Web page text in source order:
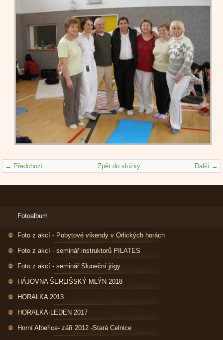
← Předchozí Další →
Zpět do složky
Fotoalbum
Foto z akcí - Pobytové víkendy v Orlických horách
Foto z akcí - seminář instruktorů PILATES
Foto z akcí - seminář Sluneční jógy
HÁJOVNA ŠERLIŠSKÝ MLÝN 2018
HORALKA 2013
HORALKA-LEDEN 2017
Horní Albeřice- září 2012 -Stará Celnice